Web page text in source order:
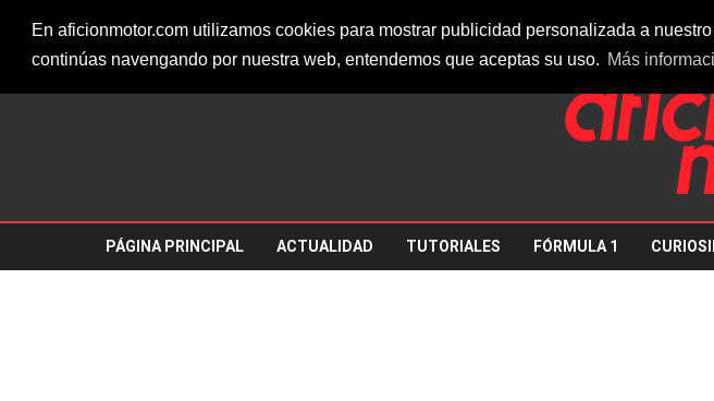
En aficionmotor.com utilizamos cookies para mostrar publicidad personalizada a
continúas navengando por nuestra web, entendemos que aceptas su uso. Más
AFICIONMOTOR.COM
PÁGINA PRINCIPAL ACTUALIDAD TUTORIALES FÓRMULA 1